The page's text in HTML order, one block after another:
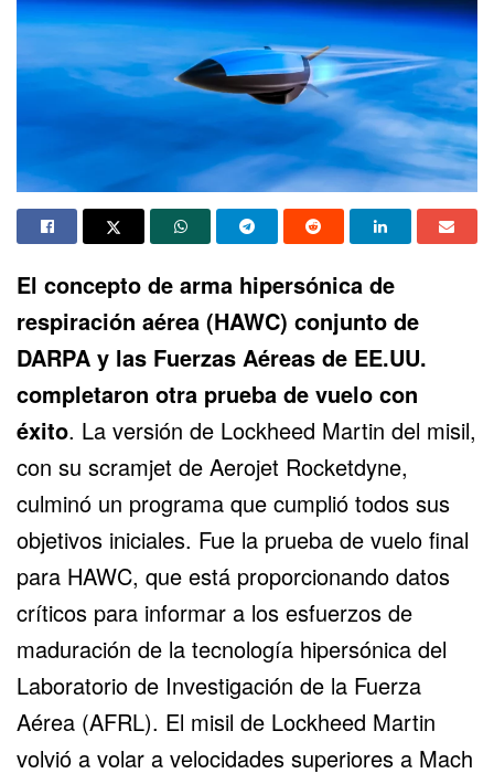
El concepto de arma hipersónica de
respiración aérea (HAWC) conjunto de
DARPA y las Fuerzas Aéreas de EE.UU.
completaron otra prueba de vuelo con
éxito. La versión de Lockheed Martin del misil,
con su scramjet de Aerojet Rocketdyne,
culminó un programa que cumplió todos sus
objetivos iniciales. Fue la prueba de vuelo final
para HAWC, que está proporcionando datos
críticos para informar a los esfuerzos de
maduración de la tecnología hipersónica del
Laboratorio de Investigación de la Fuerza
Aérea (AFRL). El misil de Lockheed Martin
volvió a volar a velocidades superiores a Mach